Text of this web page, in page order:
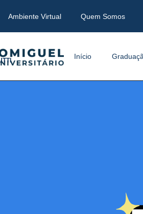
Ambiente Virtual Quem Somos
Início